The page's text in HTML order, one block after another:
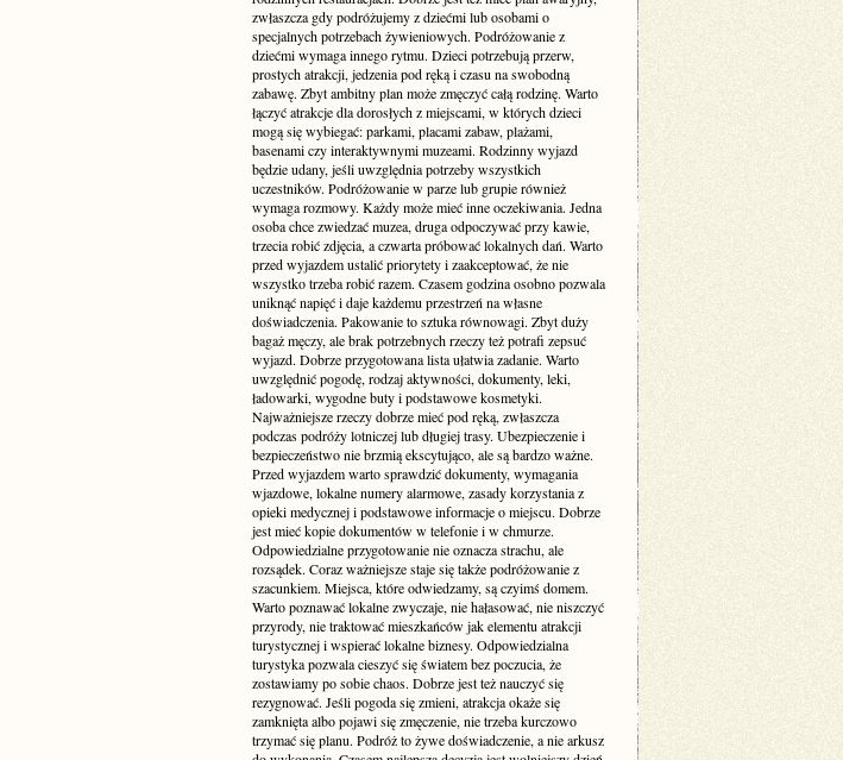
zwłaszcza gdy podróżujemy z dziećmi lub osobami o
specjalnych potrzebach żywieniowych. Podróżowanie z
dziećmi wymaga innego rytmu. Dzieci potrzebują przerw,
prostych atrakcji, jedzenia pod ręką i czasu na swobodną
zabawę. Zbyt ambitny plan może zmęczyć całą rodzinę. Warto
łączyć atrakcje dla dorosłych z miejscami, w których dzieci
mogą się wybiegać: parkami, placami zabaw, plażami,
basenami czy interaktywnymi muzeami. Rodzinny wyjazd
będzie udany, jeśli uwzględnia potrzeby wszystkich
uczestników. Podróżowanie w parze lub grupie również
wymaga rozmowy. Każdy może mieć inne oczekiwania. Jedna
osoba chce zwiedzać muzea, druga odpoczywać przy kawie,
trzecia robić zdjęcia, a czwarta próbować lokalnych dań. Warto
przed wyjazdem ustalić priorytety i zaakceptować, że nie
wszystko trzeba robić razem. Czasem godzina osobno pozwala
uniknąć napięć i daje każdemu przestrzeń na własne
doświadczenia. Pakowanie to sztuka równowagi. Zbyt duży
bagaż męczy, ale brak potrzebnych rzeczy też potrafi zepsuć
wyjazd. Dobrze przygotowana lista ułatwia zadanie. Warto
uwzględnić pogodę, rodzaj aktywności, dokumenty, leki,
ładowarki, wygodne buty i podstawowe kosmetyki.
Najważniejsze rzeczy dobrze mieć pod ręką, zwłaszcza
podczas podróży lotniczej lub długiej trasy. Ubezpieczenie i
bezpieczeństwo nie brzmią ekscytująco, ale są bardzo ważne.
Przed wyjazdem warto sprawdzić dokumenty, wymagania
wjazdowe, lokalne numery alarmowe, zasady korzystania z
opieki medycznej i podstawowe informacje o miejscu. Dobrze
jest mieć kopie dokumentów w telefonie i w chmurze.
Odpowiedzialne przygotowanie nie oznacza strachu, ale
rozsądek. Coraz ważniejsze staje się także podróżowanie z
szacunkiem. Miejsca, które odwiedzamy, są czyimś domem.
Warto poznawać lokalne zwyczaje, nie hałasować, nie niszczyć
przyrody, nie traktować mieszkańców jak elementu atrakcji
turystycznej i wspierać lokalne biznesy. Odpowiedzialna
turystyka pozwala cieszyć się światem bez poczucia, że
zostawiamy po sobie chaos. Dobrze jest też nauczyć się
rezygnować. Jeśli pogoda się zmieni, atrakcja okaże się
zamknięta albo pojawi się zmęczenie, nie trzeba kurczowo
trzymać się planu. Podróż to żywe doświadczenie, a nie arkusz